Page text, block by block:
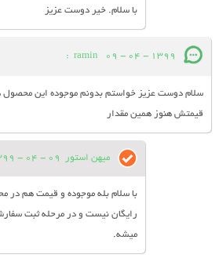
با سلام. خیر دوست عزیز
ramin 09 - 04 - 1399
:
سلام دوست عزیز خواستم بدونم موجوده این محصول
قیمتش هنوز همین مقدار
میهن استور 09 - 04 - 1399
با سلام بله موجوده و قیمت هم در
رایگان نیست و در مرحله ثبت
میشه.